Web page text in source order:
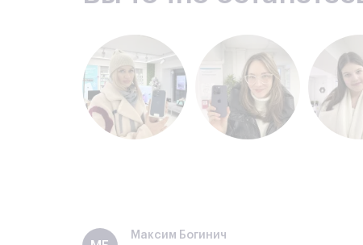
Максим Богинич